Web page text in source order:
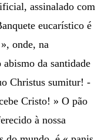
assinalado com
eucarístico é
onde, na
da santidade
Christus sumitur! -
Cristo! » O pão
à nossa